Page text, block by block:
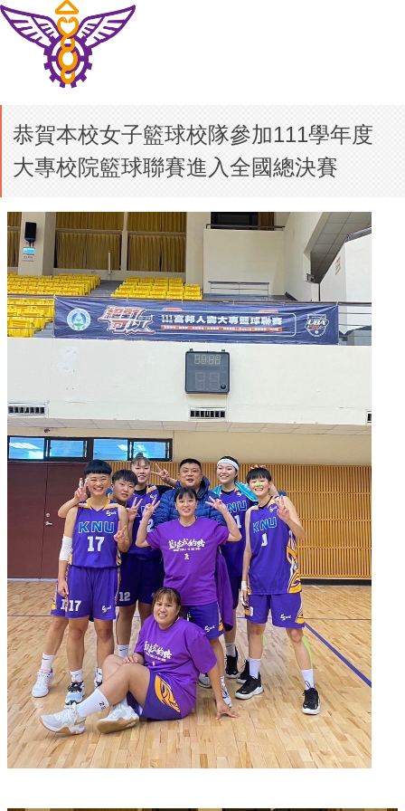
恭賀本校女子籃球校隊參加111學年度
大專校院籃球聯賽進入全國總決賽